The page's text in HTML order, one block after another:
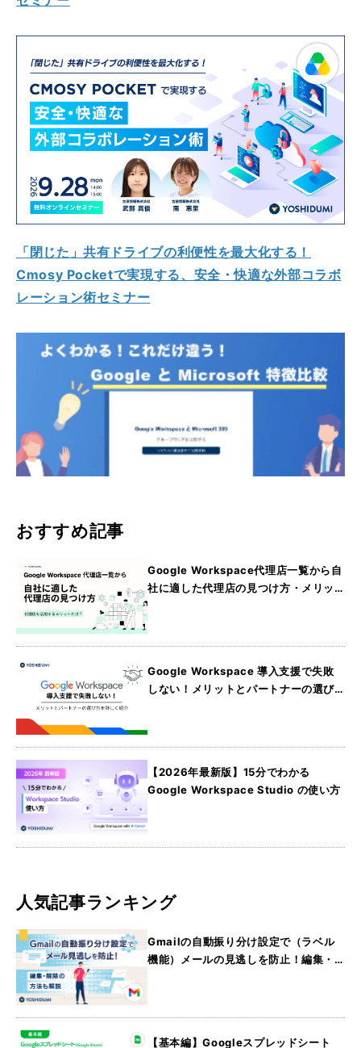
「閉じた」共有ドライブの利便性を最大化する！
Cmosy Pocketで実現する、安全・快適な外部コラボ
レーション術セミナー
おすすめ記事
Google Workspace代理店一覧から自
社に適した代理店の見つけ方・メリッ
Google Workspace 導入支援で失敗
しない！メリットとパートナーの選び
【2026年最新版】15分でわかる
Google Workspace Studio の使い方
人気記事ランキング
Gmailの自動振り分け設定で（ラベル
機能）メールの見逃しを防止！編集・
【基本編】Googleスプレッドシート